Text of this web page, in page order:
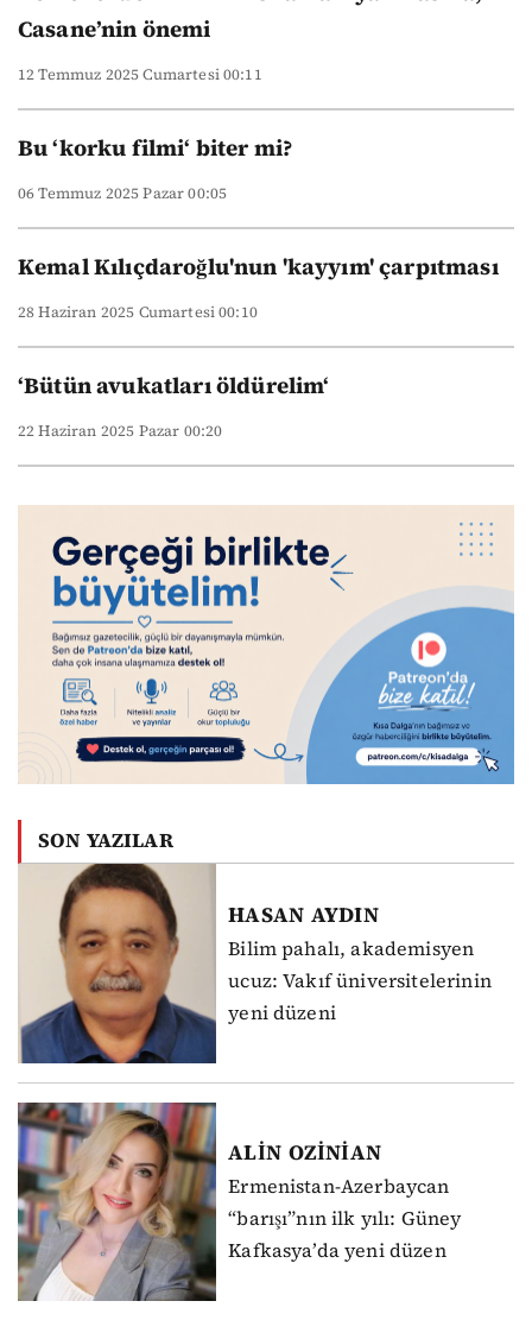
Casane’nin önemi
12 Temmuz 2025 Cumartesi 00:11
Bu ‘korku filmi‘ biter mi?
06 Temmuz 2025 Pazar 00:05
Kemal Kılıçdaroğlu'nun 'kayyım' çarpıtması
28 Haziran 2025 Cumartesi 00:10
‘Bütün avukatları öldürelim‘
22 Haziran 2025 Pazar 00:20
SON YAZILAR
HASAN AYDIN
Bilim pahalı, akademisyen
ucuz: Vakıf üniversitelerinin
yeni düzeni
ALİN OZİNİAN
Ermenistan-Azerbaycan
“barışı”nın ilk yılı: Güney
Kafkasya’da yeni düzen